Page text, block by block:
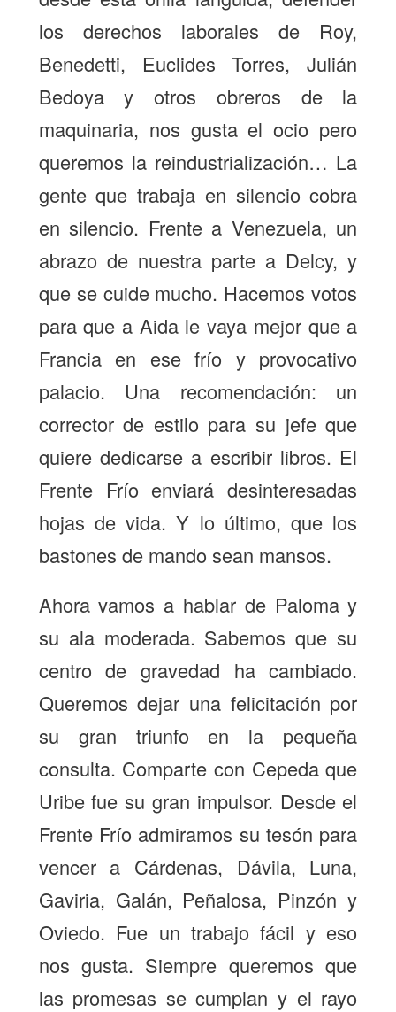
los derechos laborales de Roy,
Benedetti, Euclides Torres, Julián
Bedoya y otros obreros de la
maquinaria, nos gusta el ocio pero
queremos la reindustrialización… La
gente que trabaja en silencio cobra
en silencio. Frente a Venezuela, un
abrazo de nuestra parte a Delcy, y
que se cuide mucho. Hacemos votos
para que a Aida le vaya mejor que a
Francia en ese frío y provocativo
palacio. Una recomendación: un
corrector de estilo para su jefe que
quiere dedicarse a escribir libros. El
Frente Frío enviará desinteresadas
hojas de vida. Y lo último, que los
bastones de mando sean mansos.
Ahora vamos a hablar de Paloma y
su ala moderada. Sabemos que su
centro de gravedad ha cambiado.
Queremos dejar una felicitación por
su gran triunfo en la pequeña
consulta. Comparte con Cepeda que
Uribe fue su gran impulsor. Desde el
Frente Frío admiramos su tesón para
vencer a Cárdenas, Dávila, Luna,
Gaviria, Galán, Peñalosa, Pinzón y
Oviedo. Fue un trabajo fácil y eso
nos gusta. Siempre queremos que
las promesas se cumplan y el rayo